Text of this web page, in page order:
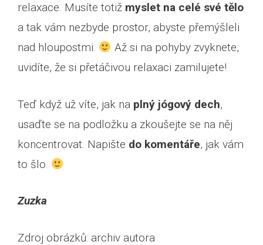
relaxace. Musíte totiž myslet na celé své tělo
a tak vám nezbyde prostor, abyste přemýšleli
nad hloupostmi.
Až si na pohyby zvyknete,
uvidíte, že si přetáčivou relaxaci zamilujete!
Teď když už víte, jak na plný jógový dech,
usaďte se na podložku a zkoušejte se na něj
koncentrovat. Napište do komentáře, jak vám
to šlo.
Zuzka
Zdroj obrázků: archiv autora